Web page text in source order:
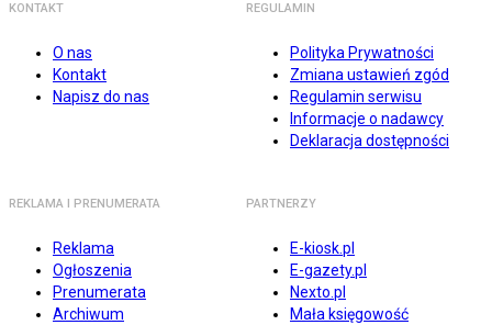
KONTAKT
O nas
Kontakt
Napisz do nas
REGULAMIN
Polityka Prywatności
Zmiana ustawień zgód
Regulamin serwisu
Informacje o nadawcy
Deklaracja dostępności
REKLAMA I PRENUMERATA
Reklama
Ogłoszenia
Prenumerata
Archiwum
PARTNERZY
E-kiosk.pl
E-gazety.pl
Nexto.pl
Mała księgowość